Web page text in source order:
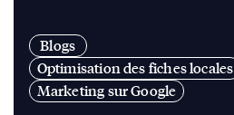
Blogs
Optimisation des fiches locales
Marketing sur Google